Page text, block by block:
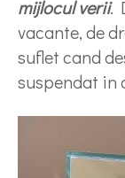
mijlocul verii.
vacante, de
suflet cand
suspendat in